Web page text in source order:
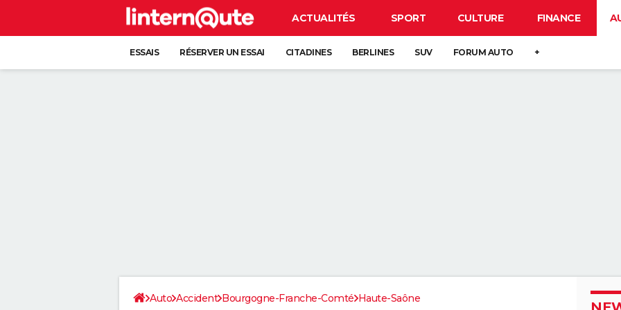
ACTUALITÉS SPORT CULTURE FINANCE
ESSAIS RÉSERVER UN ESSAI CITADINES BERLINES SUV FORUM AUTO +
Auto Accident Bourgogne-Franche-Comté Haute-Saône